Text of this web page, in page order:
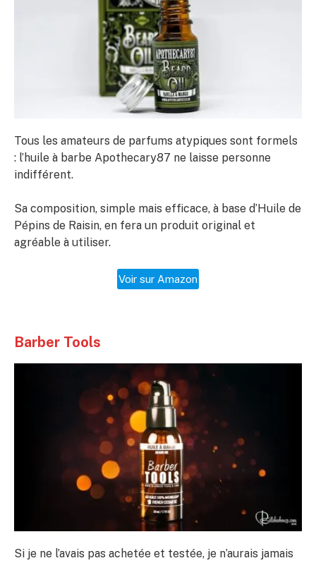
Tous les amateurs de parfums atypiques sont formels
: l’huile à barbe Apothecary87 ne laisse personne
indifférent.
Sa composition, simple mais efficace, à base d’Huile de
Pépins de Raisin, en fera un produit original et
agréable à utiliser.
Voir sur Amazon
Barber Tools
Si je ne l’avais pas achetée et testée, je n’aurais jamais